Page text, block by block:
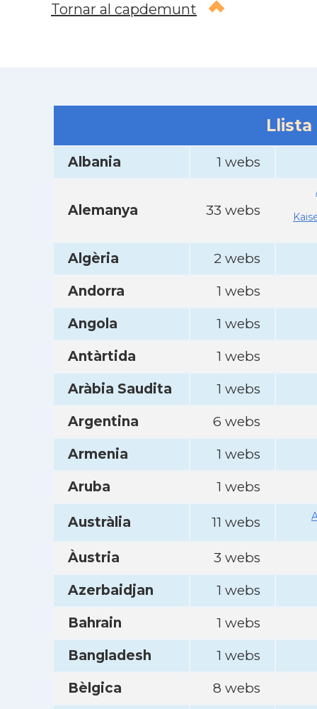
Tornar al capdemunt
Albania 1 webs
Alemanya 33 webs
Algèria
2 webs
Andorra
1 webs
Angola
1 webs
Antàrtida
1 webs
Aràbia Saudita
1 webs
Argentina
6 webs
Armenia
1 webs
Aruba
1 webs
Austràlia 11 webs
Àustria
3 webs
Azerbaidjan
1 webs
Bahrain
1 webs
Bangladesh
1 webs
Bèlgica
8 webs